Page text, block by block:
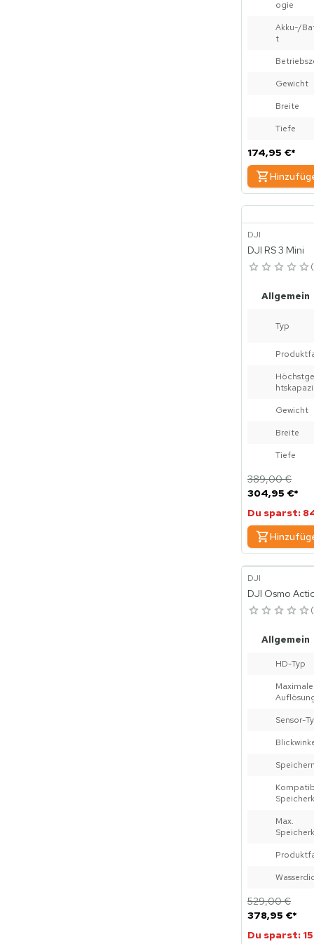
ogie
Akku-/
t
Gewicht
Breite
Tiefe
174,95 €*
DJI
DJI RS 3 Mini
Allgemein
Typ
Gewicht
Breite
Tiefe
304,95 €*
389,00 €
Du sparst:
DJI
DJI Osmo
Allgemein
HD-Typ
Sensor-
Max.
378,95 €*
529,00 €
Du sparst: